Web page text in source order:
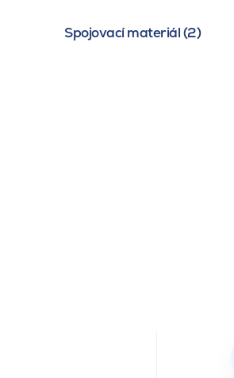
Spojovací materiál (2)